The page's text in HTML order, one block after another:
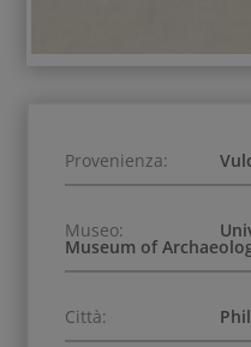
Provenienza:
Museo:
Museum of
Città: